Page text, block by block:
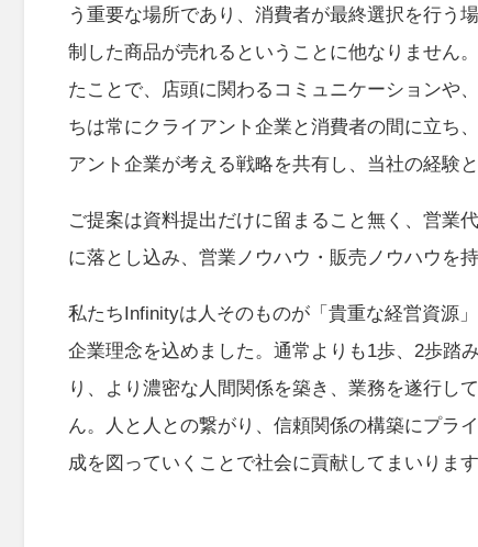
う重要な場所であり、消費者が最終選択を行う
制した商品が売れるということに他なりません
たことで、店頭に関わるコミュニケーションや
ちは常にクライアント企業と消費者の間に立ち
アント企業が考える戦略を共有し、当社の経験
ご提案は資料提出だけに留まること無く、営業
に落とし込み、営業ノウハウ・販売ノウハウを
私たちInfinityは人そのものが「貴重な経営資源
企業理念を込めました。通常よりも1歩、2歩踏
り、より濃密な人間関係を築き、業務を遂行し
ん。人と人との繋がり、信頼関係の構築にプラ
成を図っていくことで社会に貢献してまいります